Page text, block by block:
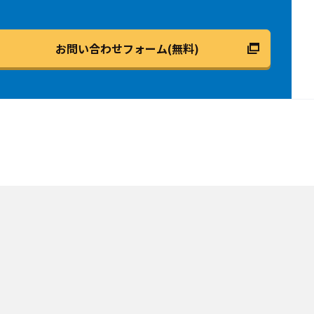
お問い合わせフォーム(無料)